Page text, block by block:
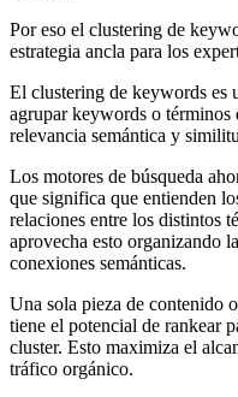
Por eso el clustering de
estrategia ancla para los
El clustering de keywords es
agrupar keywords o términos
relevancia semántica y
Los motores de búsqueda
que significa que entienden
relaciones entre los distintos
aprovecha esto organizando
conexiones semánticas.
Una sola pieza de contenido
tiene el potencial de rankear
cluster. Esto maximiza el
tráfico orgánico.